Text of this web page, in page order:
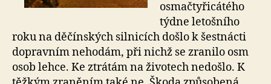
osmačtyřicátého
týdne letošního
roku na děčínských silnicích došlo k šestnácti
dopravním nehodám, při nichž se zranilo osm
osob lehce. Ke ztrátám na životech nedošlo. K